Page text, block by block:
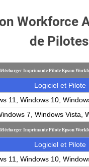
Workforce
de
Imprimante Pilote Epson
Logiciel et Pilote
11, Windows 10,
7, Windows Vista,
Imprimante Pilote Epson
Logiciel et Pilote
11, Windows 10,